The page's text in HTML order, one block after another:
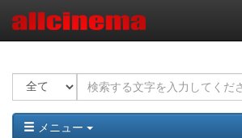
メニュー